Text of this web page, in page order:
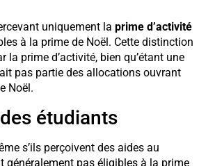
uniquement la prime d’activité
à la prime de Noël. Cette distinction
la prime d’activité, bien qu’étant une
pas partie des allocations ouvrant
Noël.
étudiants
s’ils perçoivent des aides au
généralement pas éligibles à la prime